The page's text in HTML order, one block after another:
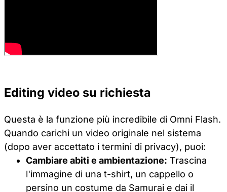
Editing video su richiesta
Questa è la funzione più incredibile di Omni Flash.
Quando carichi un video originale nel sistema
(dopo aver accettato i termini di privacy), puoi:
Cambiare abiti e ambientazione: Trascina
l'immagine di una t-shirt, un cappello o
persino un costume da Samurai e dai il